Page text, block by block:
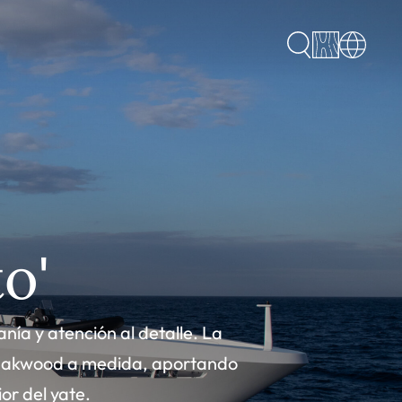
y atención al detalle. La
a medida, aportando
del yate.